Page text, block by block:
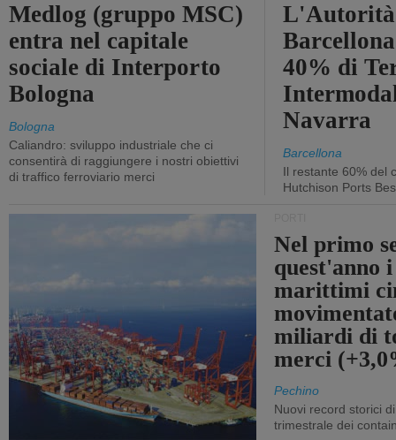
Medlog (gruppo MSC)
entra nel capitale
sociale di Interporto
Bologna
Bologna
Caliandro: sviluppo industriale che ci
consentirà di raggiungere i nostri obiettivi
di traffico ferroviario merci
40% di
Navarra
Barcellona
Il restante 60% del
Hutchison Ports
Nel primo
quest'anno
marittimi
miliardi di
merci
Pechino
Nuovi record storici
trimestrale dei